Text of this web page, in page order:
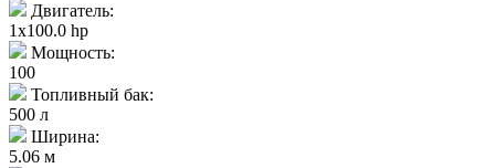
Двигатель:
1x100.0 hp
Мощность:
100
Топливный бак:
500 л
Ширина:
5.06 м